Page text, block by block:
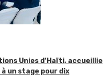
Unies d’Haïti, accueillie
un stage pour dix